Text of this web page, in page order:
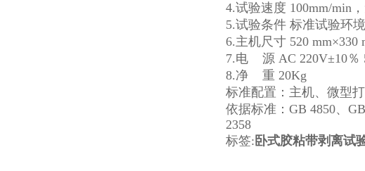
4.试验速度 100mm/min
5.试验条件 标准试验环境
6.主机尺寸 520 mm×330
7.电 源 AC 220V±10％
8.净 重 20Kg
标准配置：主机、微型
依据标准：GB 4850、
2358
标签: 卧式胶粘带剥离试